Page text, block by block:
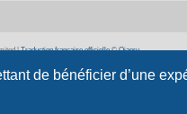
de bénéficier d’une
|Traduction française officielle©Qiaeru